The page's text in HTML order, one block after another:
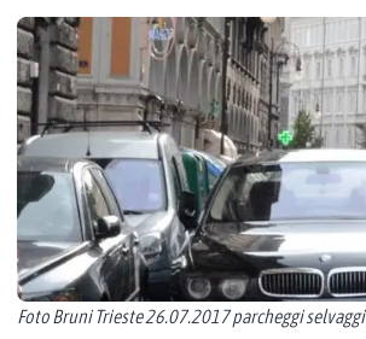
Foto Bruni Trieste 26.07.2017 parcheggi selvaggi